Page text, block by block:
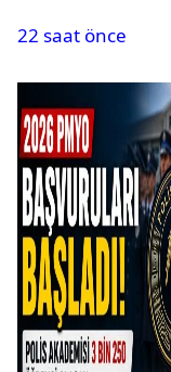
22 saat önce